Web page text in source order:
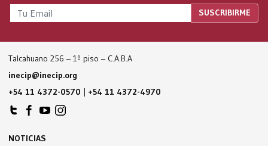
Talcahuano 256 – 1º piso – C.A.B.A
inecip@inecip.org
+54 11 4372-0570 | +54 11 4372-4970
NOTICIAS